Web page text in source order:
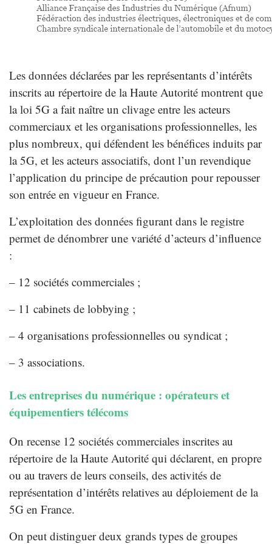
Les données déclarées par les représentants d’intérêts
inscrits au répertoire de la Haute Autorité montrent que
la loi 5G a fait naître un clivage entre les acteurs
commerciaux et les organisations professionnelles, les
plus nombreux, qui défendent les bénéfices induits par
la 5G, et les acteurs associatifs, dont l’un revendique
l’application du principe de précaution pour repousser
son entrée en vigueur en France.
L’exploitation des données figurant dans le registre
permet de dénombrer une variété d’acteurs d’influence
:
– 12 sociétés commerciales ;
– 11 cabinets de lobbying ;
– 4 organisations professionnelles ou syndicat ;
– 3 associations.
Les entreprises du numérique : opérateurs et
équipementiers télécoms
On recense 12 sociétés commerciales inscrites au
répertoire de la Haute Autorité qui déclarent, en propre
ou au travers de leurs conseils, des activités de
représentation d’intérêts relatives au déploiement de la
5G en France.
On peut distinguer deux grands types de groupes